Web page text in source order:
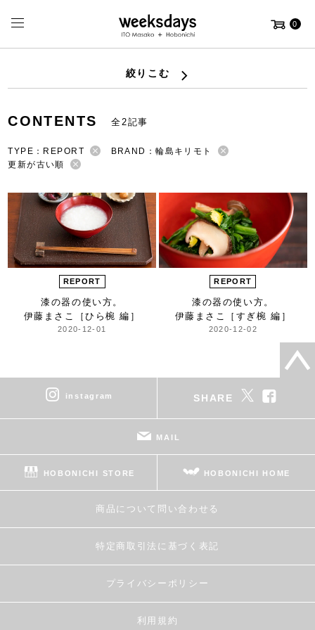
0
絞りこむ
CONTENTS 全2記事
TYPE：REPORT
BRAND：輪島キリモト
更新が古い順
REPORT
漆の器の使い方。
伊藤まさこ
［ひら椀 編］
2020-12-01
REPORT
漆の器の使い方。
伊藤まさこ
［すぎ椀 編］
2020-12-02
instagram SHARE
MAIL
HOBONICHI STORE HOBONICHI HOME
商品について問い合わせる
特定商取引法に基づく表記
プライバシーポリシー
利用規約